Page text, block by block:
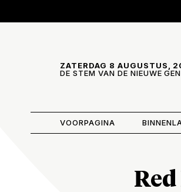
ZATERDAG 8 AUGUSTUS,
DE STEM VAN DE NIEUWE
VOORPAGINA